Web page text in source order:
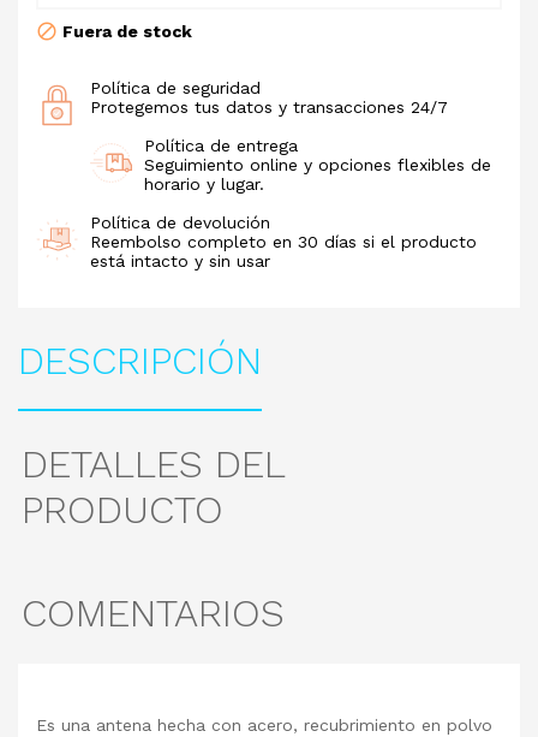
Fuera de stock
Política de seguridad
Protegemos tus datos y transacciones 24/7
Política de entrega
Seguimiento online y opciones flexibles de
horario y lugar.
Política de devolución
Reembolso completo en 30 días si el producto
está intacto y sin usar
DESCRIPCIÓN
DETALLES DEL
PRODUCTO
COMENTARIOS
Es una antena hecha con acero, recubrimiento en polvo